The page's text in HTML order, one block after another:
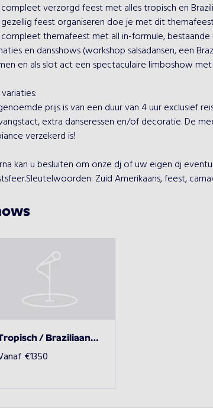
verzorgd feest met alles tropisch en
gezellig feest organiseren doe je met dit
themafeest met all in-formule,
en dansshows (workshop salsadansen, een
en als slot act een spectaculaire limboshow
prijs is van een duur van 4 uur exclusief
extra danseressen en/of decoratie. De
verzekerd is!
kan u besluiten om onze dj of uw eigen dj
Zuid Amerikaans, feest,
Tropisch / Braziliaans Themafeest
€1350